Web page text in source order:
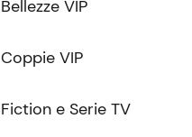
Bellezze VIP
Coppie VIP
Fiction e Serie TV